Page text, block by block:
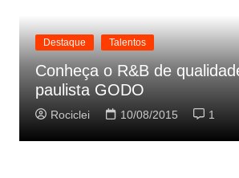
Destaque Talentos
Conheça o R&B de
paulista GODO
Rociclei 10/08/2015 1